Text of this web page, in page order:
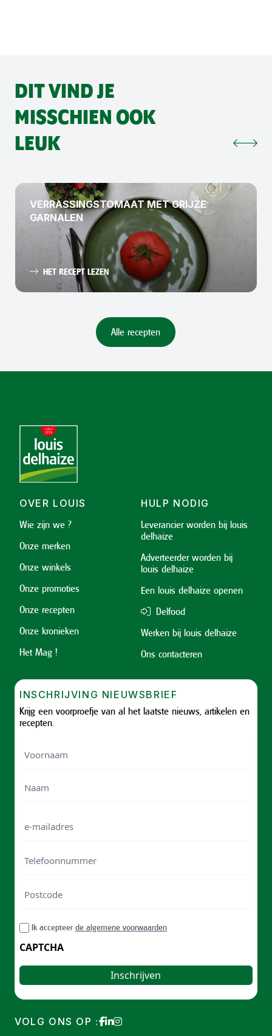
DIT VIND JE
MISSCHIEN OOK
LEUK
VERRASSINGSTOMAAT MET GRIJZE
GARNALEN
HET RECEPT LEZEN
Alle recepten
OVER LOUIS
Wie zijn we ?
Onze merken
Onze winkels
Onze promoties
Onze recepten
Onze kronieken
Het Mag !
HULP NODIG
Leverancier worden bij louis
delhaize
Adverteerder worden bij
louis delhaize
Een louis delhaize openen
Delfood
Werken bij louis delhaize
Ons contacteren
INSCHRIJVING NIEUWSBRIEF
Krijg een voorproefje van al het laatste nieuws, artikelen en
recepten.
mailadres
/
Postal
RGPDIk accepteer de algemene voorwaarden
CAPTCHA
VOLG ONS OP :